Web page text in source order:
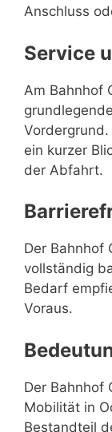
Anschluss
Service
Am Bahnhof
ein kurzer
der Abfahrt.
Der Bahnhof
vollständig
Bedarf
Voraus.
Der Bahnhof
Mobilität in
Bestandteil